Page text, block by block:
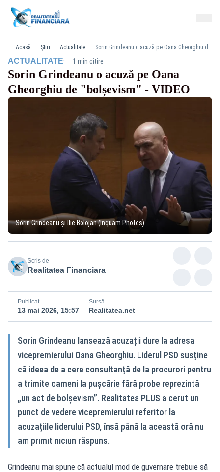
Acasă Știri Actualitate Sorin Grindeanu o acuză pe Oana Gheorghiu de "bolșevism" - VIDEO
ACTUALITATE· 1 min citire
Sorin Grindeanu o acuză pe Oana
Gheorghiu de "bolșevism" - VIDEO
Sorin Grindeanu și Ilie Bolojan (Inquam Photos)
Scris de
Realitatea Financiara
Publicat
13 mai 2026, 15:57
Sursă
Realitatea.net
Sorin Grindeanu lansează acuzații dure la adresa
vicepremierului Oana Gheorghiu. Liderul PSD susține
că ideea de a cere consultanță de la procurori pentru
a trimite oameni la pușcărie fără probe reprezintă
„un act de bolșevism”. Realitatea PLUS a cerut un
punct de vedere vicepremierului referitor la
acuzațiile liderului PSD, însă până la această oră nu
am primit niciun răspuns.
Grindeanu mai spune că actualul mod de guvernare trebuie să